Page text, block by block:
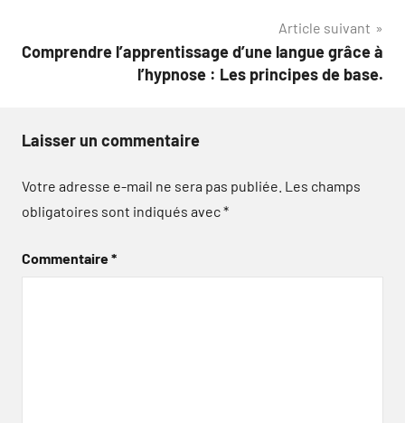
Article suivant
Comprendre l’apprentissage d’une langue grâce à
l’hypnose : Les principes de base.
Laisser un commentaire
Votre adresse e-mail ne sera pas publiée. Les champs
obligatoires sont indiqués avec*
Commentaire*